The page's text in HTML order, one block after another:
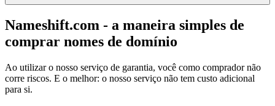
Nameshift.com - a maneira simples de
comprar nomes de domínio
Ao utilizar o nosso serviço de garantia, você como comprador não
corre riscos. E o melhor: o nosso serviço não tem custo adicional
para si.